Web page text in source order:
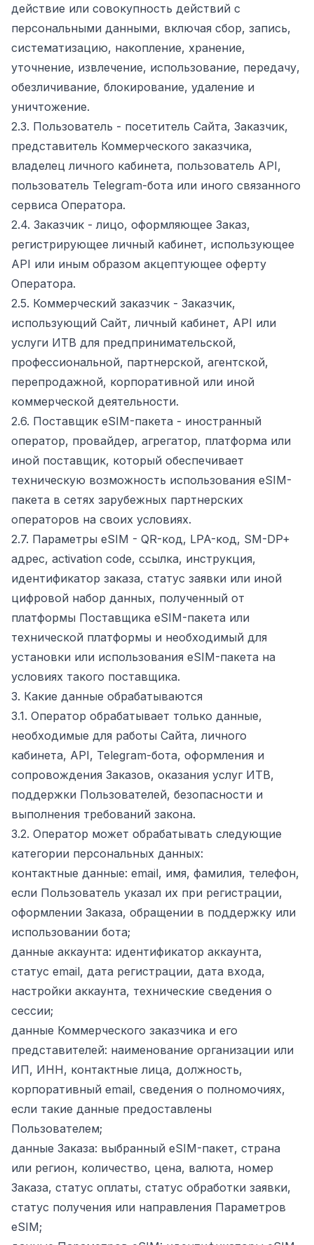
действие или совокупность действий с
персональными данными, включая сбор, запись,
систематизацию, накопление, хранение,
уточнение, извлечение, использование, передачу,
обезличивание, блокирование, удаление и
уничтожение.
2.3. Пользователь - посетитель Сайта, Заказчик,
представитель Коммерческого заказчика,
владелец личного кабинета, пользователь API,
пользователь Telegram-бота или иного связанного
сервиса Оператора.
2.4. Заказчик - лицо, оформляющее Заказ,
регистрирующее личный кабинет, использующее
API или иным образом акцептующее оферту
Оператора.
2.5. Коммерческий заказчик - Заказчик,
использующий Сайт, личный кабинет, API или
услуги ИТВ для предпринимательской,
профессиональной, партнерской, агентской,
перепродажной, корпоративной или иной
коммерческой деятельности.
2.6. Поставщик eSIM-пакета - иностранный
оператор, провайдер, агрегатор, платформа или
иной поставщик, который обеспечивает
техническую возможность использования eSIM-
пакета в сетях зарубежных партнерских
операторов на своих условиях.
2.7. Параметры eSIM - QR-код, LPA-код, SM-DP+
адрес, activation code, ссылка, инструкция,
идентификатор заказа, статус заявки или иной
цифровой набор данных, полученный от
платформы Поставщика eSIM-пакета или
технической платформы и необходимый для
установки или использования eSIM-пакета на
условиях такого поставщика.
3. Какие данные обрабатываются
3.1. Оператор обрабатывает только данные,
необходимые для работы Сайта, личного
кабинета, API, Telegram-бота, оформления и
сопровождения Заказов, оказания услуг ИТВ,
поддержки Пользователей, безопасности и
выполнения требований закона.
3.2. Оператор может обрабатывать следующие
категории персональных данных:
контактные данные: email, имя, фамилия, телефон,
если Пользователь указал их при регистрации,
оформлении Заказа, обращении в поддержку или
использовании бота;
данные аккаунта: идентификатор аккаунта,
статус email, дата регистрации, дата входа,
настройки аккаунта, технические сведения о
сессии;
данные Коммерческого заказчика и его
представителей: наименование организации или
ИП, ИНН, контактные лица, должность,
корпоративный email, сведения о полномочиях,
если такие данные предоставлены
Пользователем;
данные Заказа: выбранный eSIM-пакет, страна
или регион, количество, цена, валюта, номер
Заказа, статус оплаты, статус обработки заявки,
статус получения или направления Параметров
eSIM;